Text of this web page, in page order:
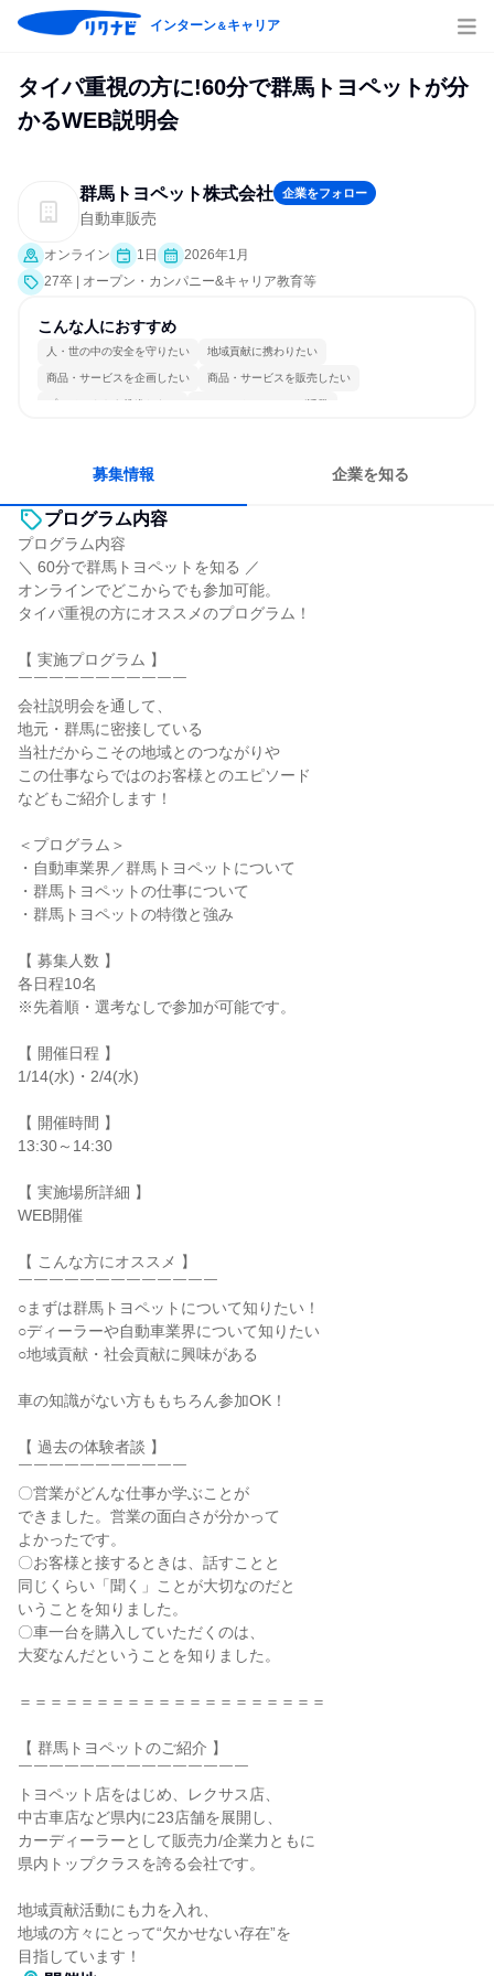
インターン＆キャリア
タイパ重視の方に!60分で群馬トヨペットが分
かるWEB説明会
群馬トヨペット株式会社 企業をフォロー
自動車販売
オンライン 1日
2026年1月
27卒 | オープン・カンパニー&キャリア教育等
こんな人におすすめ
人・世の中の安全を守りたい 地域貢献に携わりたい
商品・サービスを企画したい 商品・サービスを販売したい
プロジェクトを推進したい コミュニケーションが活発
募集情報 企業を知る
プログラム内容
プログラム内容
＼ 60分で群馬トヨペットを知る ／
オンラインでどこからでも参加可能。
タイパ重視の方にオススメのプログラム！
【 実施プログラム 】
￣￣￣￣￣￣￣￣￣￣￣
会社説明会を通して、
地元・群馬に密接している
当社だからこその地域とのつながりや
この仕事ならではのお客様とのエピソード
などもご紹介します！
＜プログラム＞
・自動車業界／群馬トヨペットについて
・群馬トヨペットの仕事について
・群馬トヨペットの特徴と強み
【 募集人数 】
各日程10名
※先着順・選考なしで参加が可能です。
【 開催日程 】
1/14(水)・2/4(水)
【 開催時間 】
13:30～14:30
【 実施場所詳細 】
WEB開催
【 こんな方にオススメ 】
￣￣￣￣￣￣￣￣￣￣￣￣￣
○まずは群馬トヨペットについて知りたい！
○ディーラーや自動車業界について知りたい
○地域貢献・社会貢献に興味がある
車の知識がない方ももちろん参加OK！
【 過去の体験者談 】
￣￣￣￣￣￣￣￣￣￣￣
〇営業がどんな仕事か学ぶことが
できました。営業の面白さが分かって
よかったです。
〇お客様と接するときは、話すことと
同じくらい「聞く」ことが大切なのだと
いうことを知りました。
〇車一台を購入していただくのは、
大変なんだということを知りました。
＝＝＝＝＝＝＝＝＝＝＝＝＝＝＝＝＝＝＝＝
【 群馬トヨペットのご紹介 】
￣￣￣￣￣￣￣￣￣￣￣￣￣￣￣
トヨペット店をはじめ、レクサス店、
中古車店など県内に23店舗を展開し、
カーディーラーとして販売力/企業力ともに
県内トップクラスを誇る会社です。
地域貢献活動にも力を入れ、
地域の方々にとって“欠かせない存在”を
目指しています！